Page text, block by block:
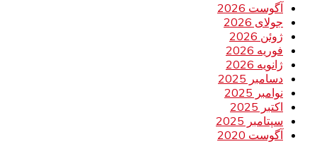
آگوست 2026
جولای 2026
ژوئن 2026
فوریه 2026
ژانویه 2026
دسامبر 2025
نوامبر 2025
اکتبر 2025
سپتامبر 2025
آگوست 2020